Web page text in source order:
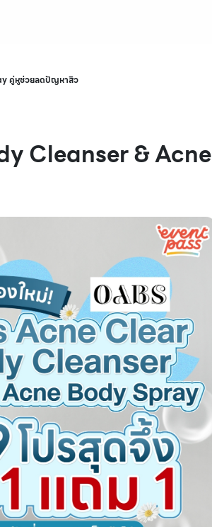
คู่หูช่วยลดปัญหาสิว
Cleanser & Acne